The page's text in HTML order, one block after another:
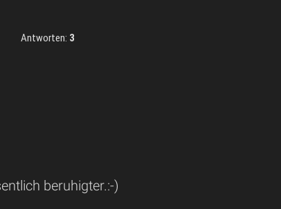
Antworten: 3
beruhigter.:-)